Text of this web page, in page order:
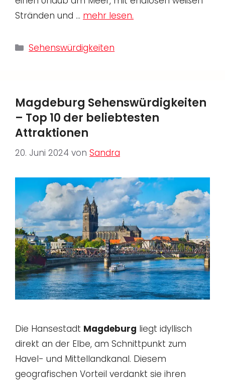
Stränden und … mehr lesen.
Kategorien
Sehenswürdigkeiten
Magdeburg Sehenswürdigkeiten
– Top 10 der beliebtesten
Attraktionen
20. Juni 2024 von Sandra
Die Hansestadt Magdeburg liegt idyllisch
direkt an der Elbe, am Schnittpunkt zum
Havel- und Mittellandkanal. Diesem
geografischen Vorteil verdankt sie ihren